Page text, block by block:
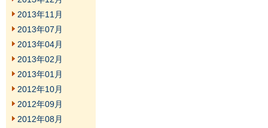
2013年11月
2013年07月
2013年04月
2013年02月
2013年01月
2012年10月
2012年09月
2012年08月